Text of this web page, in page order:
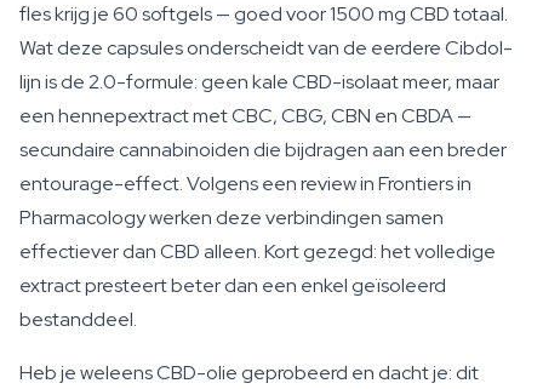
fles krijg je 60 softgels — goed voor 1500 mg CBD totaal.
Wat deze capsules onderscheidt van de eerdere Cibdol-
lijn is de 2.0-formule: geen kale CBD-isolaat meer, maar
een hennepextract met CBC, CBG, CBN en CBDA —
secundaire cannabinoiden die bijdragen aan een breder
entourage-effect. Volgens een review in Frontiers in
Pharmacology werken deze verbindingen samen
effectiever dan CBD alleen. Kort gezegd: het volledige
extract presteert beter dan een enkel geïsoleerd
bestanddeel.
Heb je weleens CBD-olie geprobeerd en dacht je: dit